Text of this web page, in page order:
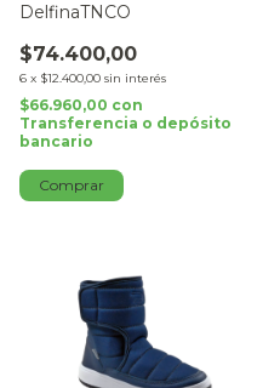
DelfinaTNCO
$74.400,00
6 x $12.400,00 sin interés
$66.960,00 con
Transferencia o depósito
bancario
Comprar